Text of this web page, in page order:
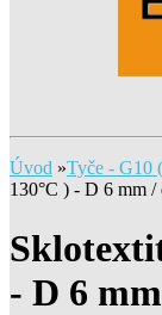
Úvod »Tyče - G10
130°C ) - D 6 mm /
- D 6